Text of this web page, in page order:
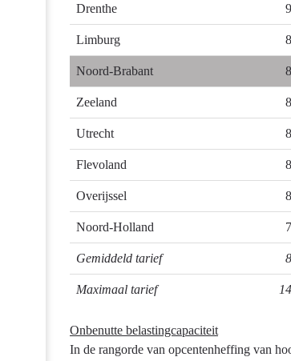
Drenthe
Limburg
Noord-Brabant
Zeeland
Utrecht
Flevoland
Overijssel
Noord-Holland
Gemiddeld tarief
Maximaal tarief
Onbenutte belastingcapaciteit
In de rangorde van opcentenheffing van